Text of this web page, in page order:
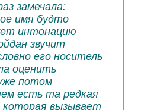
замечала:
имя будто
интонацию
звучит
его носитель
оценить
потом
есть та редкая
которая вызывает